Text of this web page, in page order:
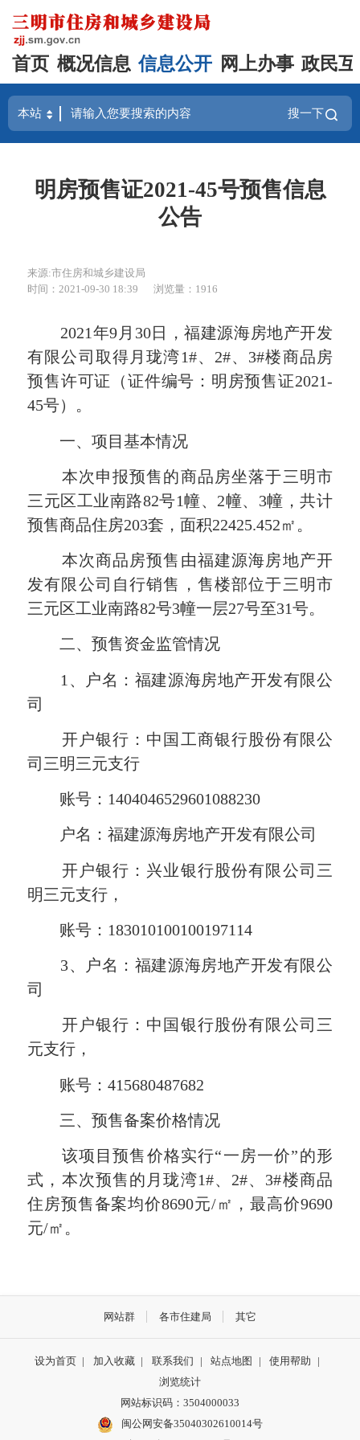
首页 概况信息 信息公开 网上办事 政民
搜一下
明房预售证2021-45号预售信息
公告
来源:市住房和城乡建设局
时间：2021-09-30 18:39
浏览量：1916
2021年9月30日，福建源海房地产开发
有限公司取得月珑湾1#、2#、3#楼商品房
预售许可证（证件编号：明房预售证2021-
45号）。
一、项目基本情况
本次申报预售的商品房坐落于三明市
三元区工业南路82号1幢、2幢、3幢，共计
预售商品住房203套，面积22425.452㎡。
本次商品房预售由福建源海房地产开
发有限公司 自行销售， 售楼部位于三明市
三元区工业南路82号3幢一层27号至31号。
二、预售资金监管情况
1、户名：福建源海房地产开发有限公
司
开户银行：中国工商银行股份有限公
司三明三元支行
账号：1404046529601088230
户名：福建源海房地产开发有限公司
开户银行：兴业银行股份有限公司三
明三元支行，
账号：183010100100197114
3、户名：福建源海房地产开发有限公
司
开户银行：中国银行股份有限公司三
元支行，
账号：415680487682
三、预售备案价格情况
该项目预售价格实行“一房一价”的形
式， 本次预售的月珑湾1#、2#、3#楼商品
住房预售备案均价8690元/㎡，最高价9690
元/㎡。
网站群 各市住建局 其它
设为首页 | 加入收藏 | 联系我们 | 站点地图 | 使用帮助
|
浏览统计
网站标识码：3504000033
闽公网安备35040302610014号